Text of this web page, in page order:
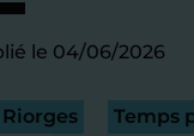
le 04/06/2026
Riorges Temps